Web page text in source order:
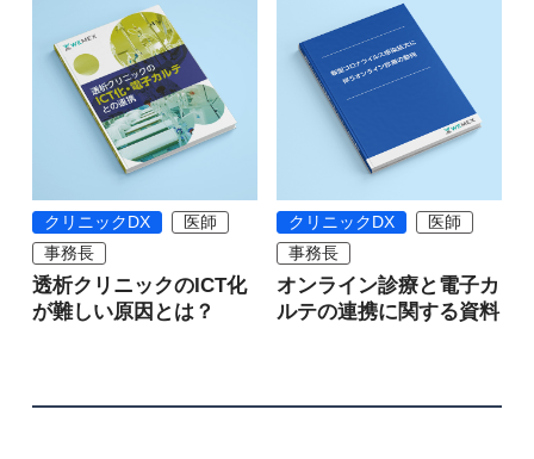
クリニックDX
医師
事務長
透析クリニックのICT化
が難しい原因とは？
クリニックDX
医師
事務長
オンライン診療と電子カ
ルテの連携に関する資料